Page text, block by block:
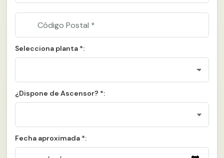
Selecciona planta *:
¿Dispone de Ascensor? *:
Fecha aproximada *: